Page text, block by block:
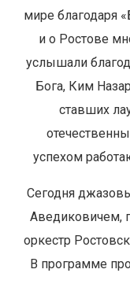
мире благодаря
и о Ростове
услышали
Бога, Ким
ставших
успехом
Сегодня
Аведиковичем,
оркестр
В программе